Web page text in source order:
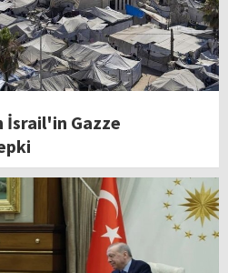
İsrail'in Gazze